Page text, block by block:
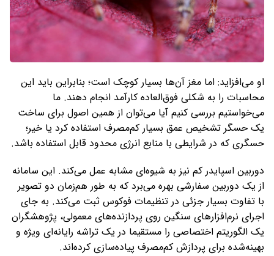
او می‌افزاید: اما مغز آن‌ها بسیار کوچک است؛ بنابراین باید این
محاسبات را به شکلی فوق‌العاده کارآمد انجام دهند. ما
می‌خواستیم بررسی کنیم آیا می‌توان از همین اصول برای ساخت
یک حسگر تشخیص عمق بسیار کم‌مصرف استفاده کرد یا خیر؛
حسگری که در شرایطی با منابع انرژی محدود قابل استفاده باشد.
دوربین اسپایدر کم نیز به شیوه‌ای مشابه عمل می‌کند. این سامانه
از یک دوربین سفارشی بهره می‌برد که به‌ طور هم‌زمان دو تصویر
با تفاوت بسیار جزئی در تنظیمات فوکوس ثبت می‌کند. به جای
اجرای نرم‌افزارهای سنگین روی پردازنده‌های معمولی، پژوهشگران
یک الگوریتم اختصاصی را مستقیما در یک تراشه رایانه‌ای ویژه و
بهینه‌شده برای پردازش کم‌مصرف پیاده‌سازی کرده‌اند.